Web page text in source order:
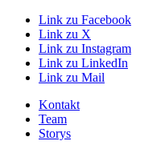
Link zu Facebook
Link zu X
Link zu Instagram
Link zu LinkedIn
Link zu Mail
Kontakt
Team
Storys